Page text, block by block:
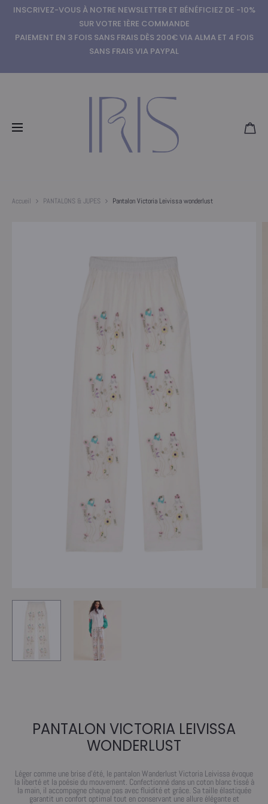
INSCRIVEZ-VOUS À NOTRE NEWSLETTER ET BÉNÉFICIEZ DE -10%
SUR VOTRE 1ÈRE COMMANDE
PAIEMENT EN 3 FOIS SANS FRAIS DÈS 200€ VIA ALMA ET 4 FOIS
SANS FRAIS VIA PAYPAL
Accueil PANTALONS & JUPES Pantalon Victoria Leivissa wonderlust
PANTALON VICTORIA LEIVISSA
WONDERLUST
Léger comme une brise d’été, le pantalon Wanderlust Victoria Leivissa évoque
la liberté et la poésie du mouvement. Confectionné dans un coton blanc tissé à
la main, il accompagne chaque pas avec fluidité et grâce. Sa taille élastiquée
garantit un confort optimal tout en conservant une allure élégante et